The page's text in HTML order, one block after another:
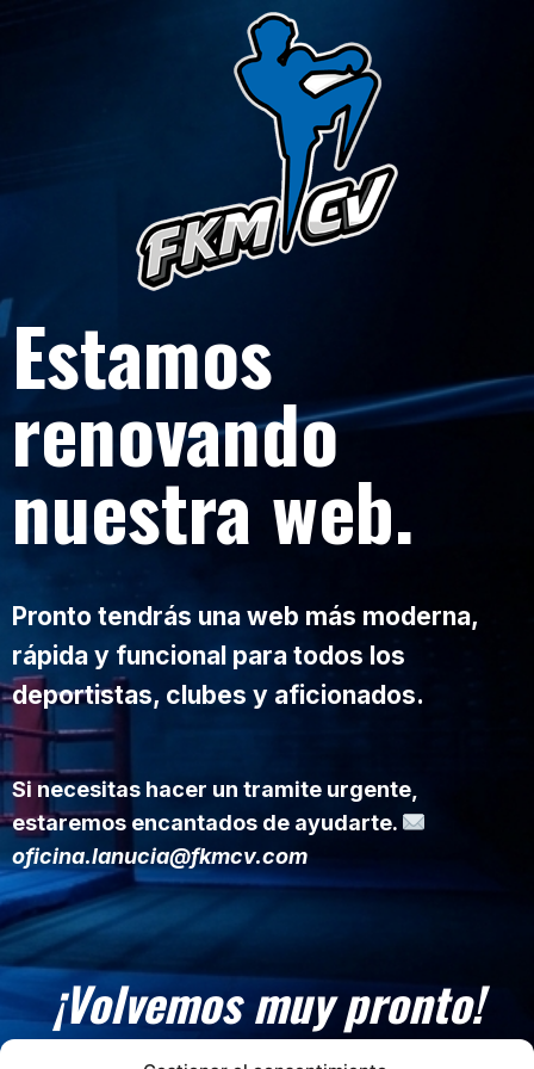
Estamos
renovando
nuestra web.
Pronto tendrás una web más moderna,
rápida y funcional para todos los
deportistas, clubes y aficionados.
Si necesitas hacer un tramite urgente,
estaremos encantados de ayudarte.
oficina.lanucia@fkmcv.com
¡Volvemos muy pronto!